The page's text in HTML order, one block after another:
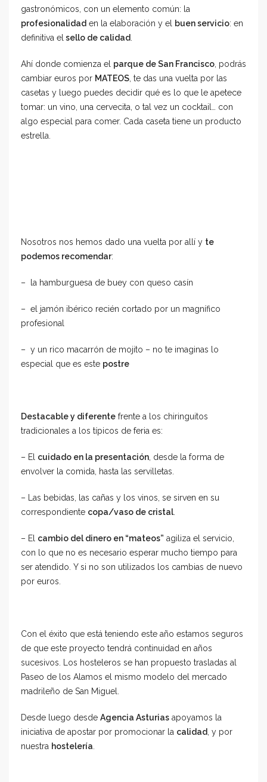
gastronómicos, con un elemento común: la
profesionalidad en la elaboración y el buen servicio: en
definitiva el sello de calidad
Ahí donde comienza el parque de San Francisco , podrás
cambiar euros por MATEOS , te das una vuelta por las
casetas y luego puedes decidir qué es lo que le apetece
tomar: un vino, una cervecita, o tal vez un cocktail… con
algo especial para comer. Cada caseta tiene un producto
estrella.
Nosotros nos hemos dado una vuelta por allí y te
podemos recomendar:
– la hamburguesa de buey con queso casín
– el jamón ibérico recién cortado por un magnífico
profesional
– y un rico macarrón de mojito – no te imaginas lo
especial que es este postre
Destacable y diferente frente a los chiringuitos
tradicionales a los típicos de feria es:
– El cuidado en la presentación , desde la forma de
envolver la comida, hasta las servilletas.
– Las bebidas, las cañas y los vinos, se sirven en su
correspondiente copa/vaso de cristal.
– El cambio del dinero en “mateos” agiliza el servicio,
con lo que no es necesario esperar mucho tiempo para
ser atendido. Y si no son utilizados los cambias de nuevo
por euros.
Con el éxito que está teniendo este año estamos seguros
de que este proyecto tendrá continuidad en años
sucesivos. Los hosteleros se han propuesto trasladas al
Paseo de los Alamos el mismo modelo del mercado
madrileño de San Miguel.
Desde luego desde Agencia Asturias apoyamos la
iniciativa de apostar por promocionar la calidad , y por
nuestra hostelería